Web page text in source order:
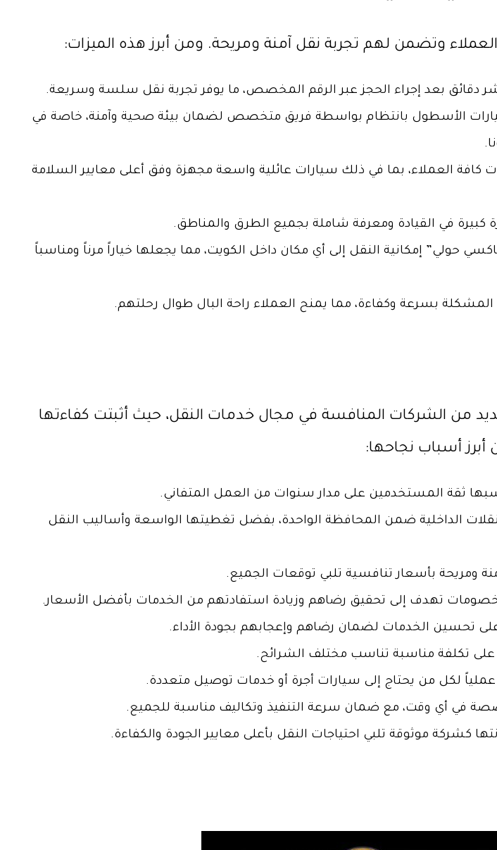
العملاء وتضمن لهم تجربة نقل آمنة ومريحة. ومن أبرز هذه الميزات:
دقائق بعد إجراء الحجز عبر الرقم المخصص، ما يوفر تجربة نقل سلسة وسريعة.
الأسطول بانتظام بواسطة فريق متخصص لضمان بيئة صحية وآمنة، خاصة في
كافة العملاء، بما في ذلك سيارات عائلية واسعة مجهزة وفق أعلى معايير السلامة
كبيرة في القيادة ومعرفة شاملة بجميع الطرق والمناطق.
إمكانية النقل إلى أي مكان داخل الكويت، مما يجعلها خياراً مرناً ومناسباً
بسرعة وكفاءة، مما يمنح العملاء راحة البال طوال رحلتهم.
من الشركات المنافسة في مجال خدمات النقل، حيث أثبتت كفاءتها
أبرز أسباب نجاحها:
ثقة المستخدمين على مدار سنوات من العمل المتفاني.
الداخلية ضمن المحافظة الواحدة، بفضل تغطيتها الواسعة وأساليب النقل
ومريحة بأسعار تنافسية تلبي توقعات الجميع.
تهدف إلى تحقيق رضاهم وزيادة استفادتهم من الخدمات بأفضل الأسعار.
تحسين الخدمات لضمان رضاهم وإعجابهم بجودة الأداء.
على تكلفة مناسبة تناسب مختلف الشرائح.
لكل من يحتاج إلى سيارات أجرة أو خدمات توصيل متعددة.
في أي وقت، مع ضمان سرعة التنفيذ وتكاليف مناسبة للجميع.
كشركة موثوقة تلبي احتياجات النقل بأعلى معايير الجودة والكفاءة.